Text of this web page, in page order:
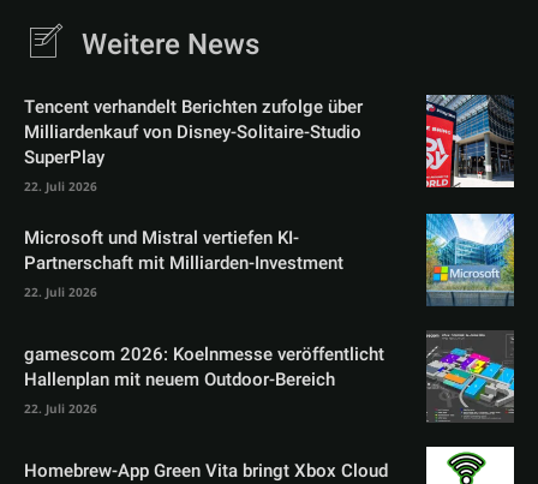
Weitere News
Tencent verhandelt Berichten zufolge über
Milliardenkauf von Disney-Solitaire-Studio
SuperPlay
22. Juli 2026
Microsoft und Mistral vertiefen KI-
Partnerschaft mit Milliarden-Investment
22. Juli 2026
gamescom 2026: Koelnmesse veröffentlicht
Hallenplan mit neuem Outdoor-Bereich
22. Juli 2026
Homebrew-App Green Vita bringt Xbox Cloud